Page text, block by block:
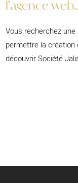
l’agence web..
Vous recherchez
permettre la création
découvrir Société